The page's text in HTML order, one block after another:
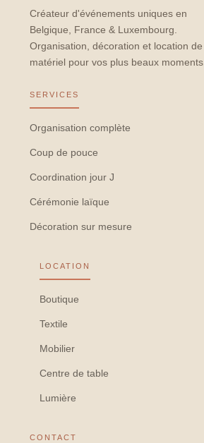
Créateur d'événements uniques en
Belgique, France & Luxembourg.
Organisation, décoration et location de
matériel pour vos plus beaux moments.
SERVICES
Organisation complète
Coup de pouce
Coordination jour J
Cérémonie laïque
Décoration sur mesure
LOCATION
Boutique
Textile
Mobilier
Centre de table
Lumière
CONTACT